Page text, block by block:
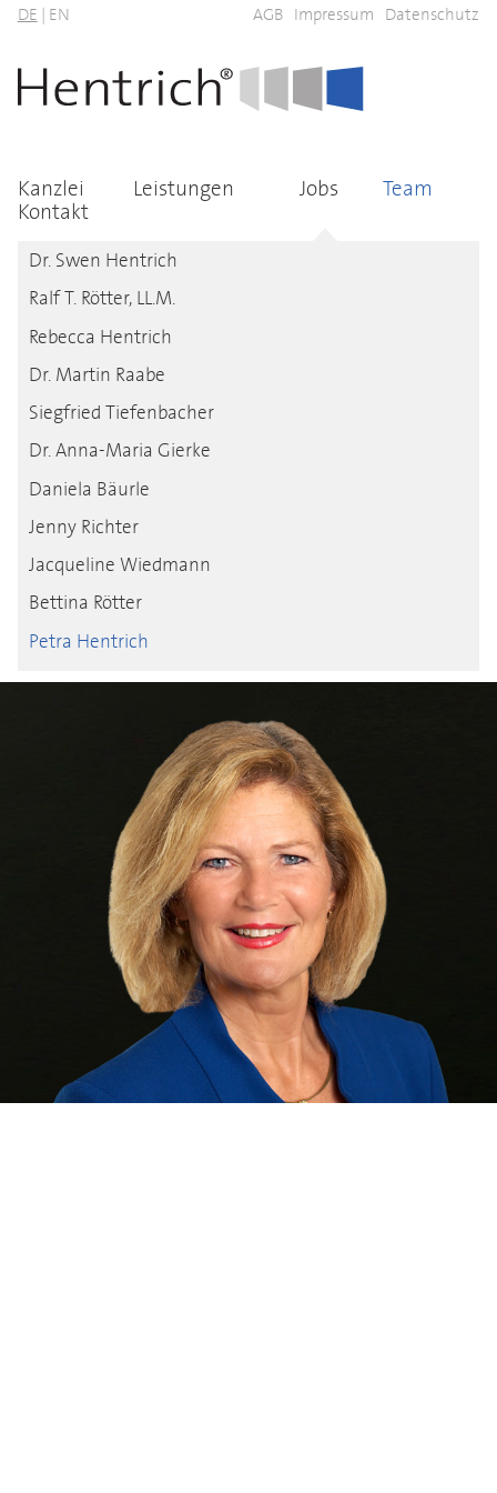
DE EN AGB Impressum Datenschutz
Kanzlei Leistungen Jobs
Team
Kontakt
Dr. Swen Hentrich
Ralf T. Rötter, LL.M.
Rebecca Hentrich
Dr. Martin Raabe
Siegfried Tiefenbacher
Dr. Anna-Maria Gierke
Daniela Bäurle
Jenny Richter
Jacqueline Wiedmann
Bettina Rötter
Petra Hentrich